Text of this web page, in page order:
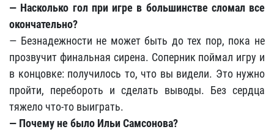
— Насколько гол при игре в большинстве сломал все
окончательно?
— Безнадежности не может быть до тех пор, пока не
прозвучит финальная сирена. Соперник поймал игру и
в концовке: получилось то, что вы видели. Это нужно
пройти, перебороть и сделать выводы. Без сердца
тяжело что-то выиграть.
— Почему не было Ильи Самсонова?